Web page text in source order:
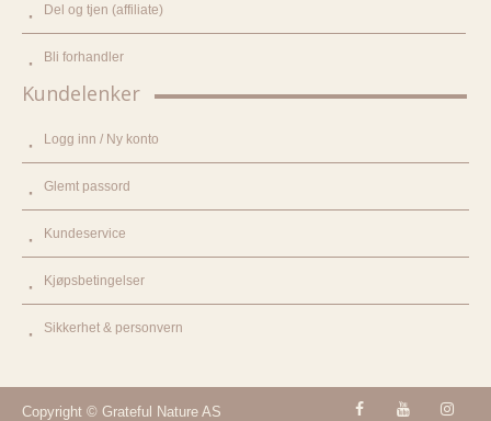
Del og tjen (affiliate)
Bli forhandler
Kundelenker
Logg inn / Ny konto
Glemt passord
Kundeservice
Kjøpsbetingelser
Sikkerhet & personvern
Copyright © Grateful Nature AS